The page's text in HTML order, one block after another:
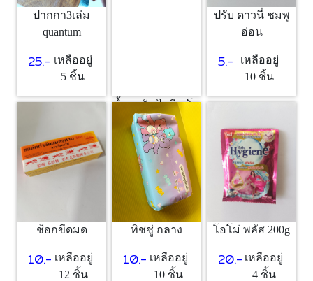
ปากกา3เล่ม
quantum
25.- เหลืออยู่
5 ชิ้น
น้ำยาซัก ไฮยีน โอ
โรส
5.- เหลืออยู่
10 ชิ้น
ปรับ ดาวนี่ ชมพู
อ่อน
5.-
เหลืออยู่
10 ชิ้น
ช้อกขีดมด
10.- เหลืออยู่
12 ชิ้น
ทิชชู่ กลาง
10.- เหลืออยู่
10 ชิ้น
โอโม่ พลัส 200g
20.- เหลืออยู่
4 ชิ้น